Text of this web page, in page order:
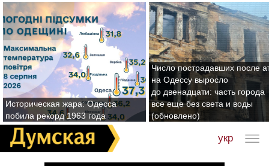
Историческая жара: Одесса
побила рекорд 1963 года
Число пострадавших после
на Одессу выросло
до двенадцати: часть города
все еще без света и воды
(обновлено)
укр